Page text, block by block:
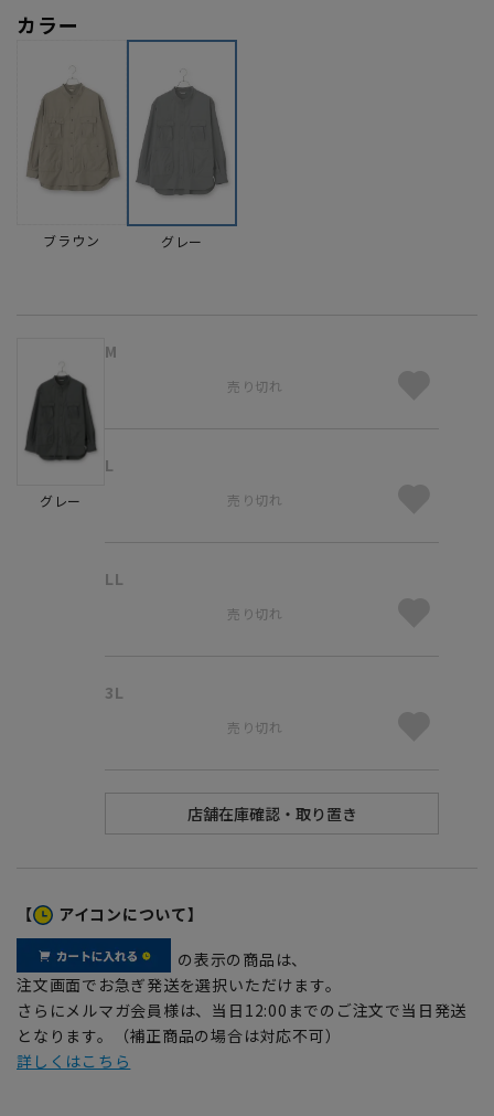
カラー
ブラウン グレー
グレー
M
売り切れ
L
売り切れ
LL
売り切れ
3L
売り切れ
【 アイコンについて】
の表示の商品は、
注文画面でお急ぎ発送を選択いただけます。
さらにメルマガ会員様は、当日12:00までのご注文で当日発送
となります。（補正商品の場合は対応不可）
詳しくはこちら